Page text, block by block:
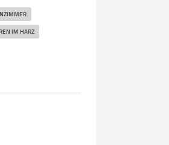
IM HARZ